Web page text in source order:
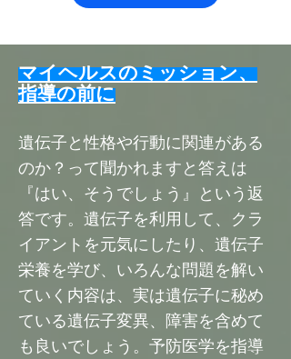
マイヘルスのミッション、
指導の前に
遺伝子と性格や行動に関連がある
のか？って聞かれますと答えは
『はい、そうでしょう』という返
答です。遺伝子を利用して、クラ
イアントを元気にしたり、遺伝子
栄養を学び、いろんな問題を解い
ていく内容は、実は遺伝子に秘め
ている遺伝子変異、障害を含めて
も良いでしょう。予防医学を指導